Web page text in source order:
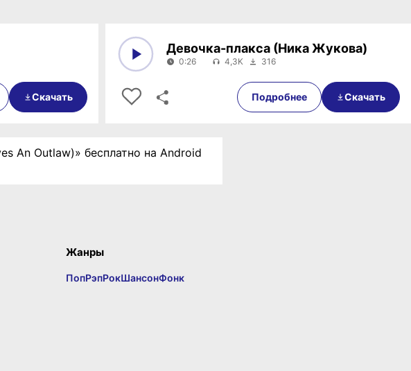
Скачать
0:26
Девочка-плакса (Ника Жукова)
0:26 4,3K 316
Подробнее Скачать
An Outlaw)» бесплатно на Android
Жанры
ПопРэпРокШансонФонк